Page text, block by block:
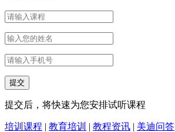
提交后，将快速为您安排试听课程
培训课程 | 教育培训 | 教程资讯 | 美迪问答